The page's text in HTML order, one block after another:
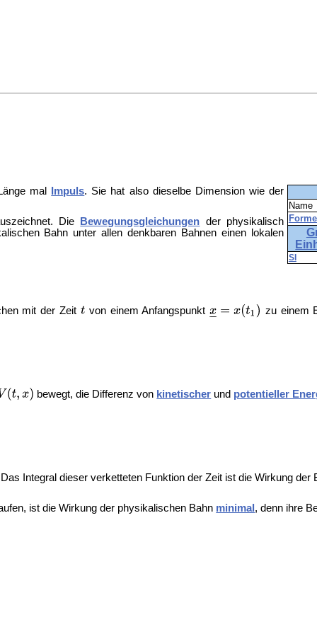
Name
SI
mal Impuls. Sie hat also dieselbe Dimension wie der
Die Bewegungsgleichungen der physikalisch
Bahn unter allen denkbaren Bahnen einen lokalen
mit der Zeit von einem Anfangspunkt zu einem
bewegt, die Differenz von kinetischer und potentieller
Integral dieser verketteten Funktion der Zeit ist die Wirkung der
ist die Wirkung der physikalischen Bahn minimal , denn ihre